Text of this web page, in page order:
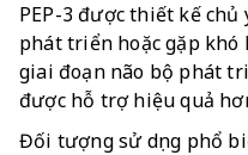
PEP-3 được thiết kế
phát triển hoặc gặp
giai đoạn não bộ phát
được hỗ trợ hiệu quả
Đối tượng sử dụng phổ